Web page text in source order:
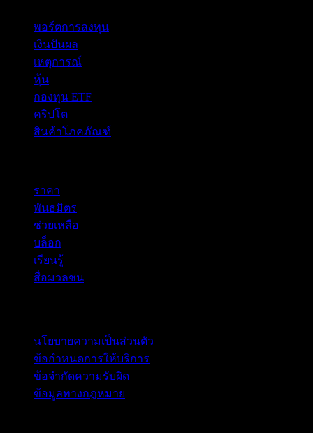
พอร์ตการลงทุน
เงินปันผล
เหตุการณ์
หุ้น
กองทุน ETF
คริปโต
สินค้าโภคภัณฑ์
ราคา
พันธมิตร
ช่วยเหลือ
บล็อก
เรียนรู้
สื่อมวลชน
นโยบายความเป็นส่วนตัว
ข้อกำหนดการให้บริการ
ข้อจำกัดความรับผิด
ข้อมูลทางกฎหมาย